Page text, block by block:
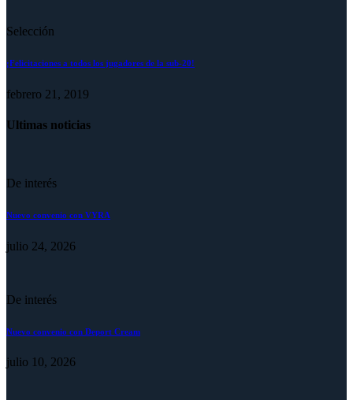
Selección
¡Felicitaciones a todos los jugadores de la sub-20!
febrero 21, 2019
Ultimas noticias
De interés
Nuevo convenio con VYRA
julio 24, 2026
De interés
Nuevo convenio con Deport Cream
julio 10, 2026